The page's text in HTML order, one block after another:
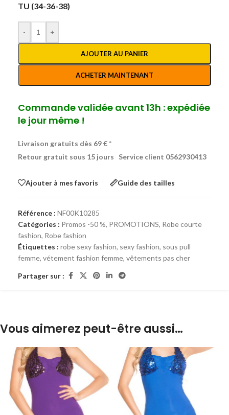
TU (34-36-38)
- +
AJOUTER AU PANIER
ACHETER MAINTENANT
Commande validée avant 13h : expédiée
le jour même !
Livraison gratuits dès 69 € *
Retour gratuit sous 15 jours
Service client 0562930413
Ajouter à mes favoris Guide des tailles
Référence : NF00K10285
Catégories : Promos -50 %, PROMOTIONS, Robe courte
fashion, Robe fashion
Étiquettes : robe sexy fashion, sexy fashion, sous pull
femme, vétement fashion femme, vêtements pas cher
Partager sur :
Vous aimerez peut-être aussi…